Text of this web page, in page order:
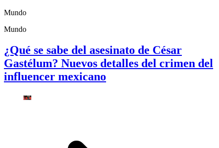
Mundo
Mundo
¿Qué se sabe del asesinato de César
Gastélum? Nuevos detalles del crimen del
influencer mexicano